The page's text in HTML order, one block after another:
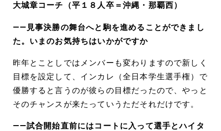
大城章コーチ（平１８人卒＝沖縄・那覇西）
――見事決勝の舞台へと駒を進めることができまし
た。いまのお気持ちはいかがですか
昨年とことしではメンバーも変わりますので新しく
目標を設定して、インカレ（全日本学生選手権）で
優勝すると言うのが彼らの目標だったので、やっと
そのチャンスが来たっていうただそれだけです。
――試合開始直前にはコートに入って選手とハイタ